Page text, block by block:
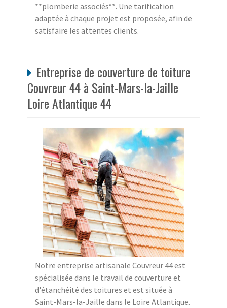
**plomberie associés**. Une tarification
adaptée à chaque projet est proposée, afin de
satisfaire les attentes clients.
Entreprise de couverture de toiture
Couvreur 44 à Saint-Mars-la-Jaille
Loire Atlantique 44
Notre entreprise artisanale Couvreur 44 est
spécialisée dans le travail de couverture et
d'étanchéité des toitures et est située à
Saint-Mars-la-Jaille dans le Loire Atlantique.